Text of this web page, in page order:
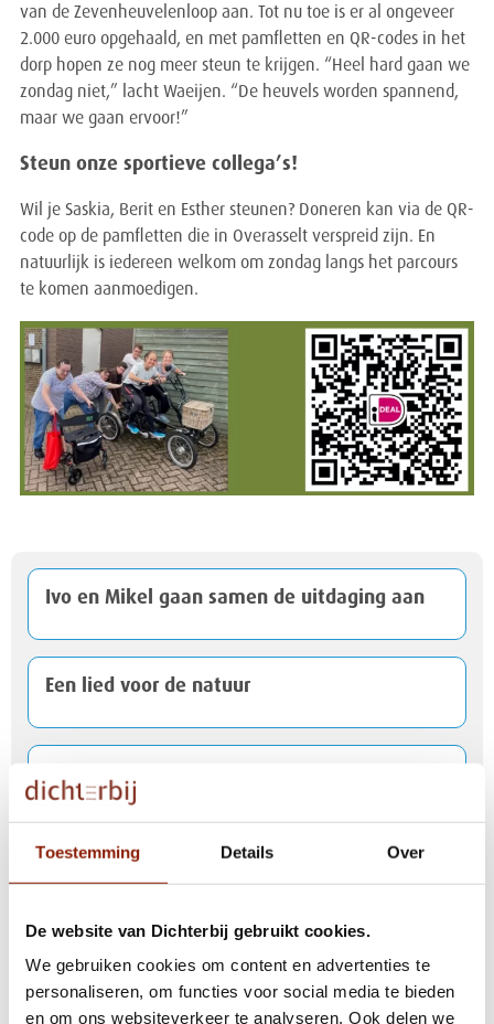
Toestemming Details Over
De website van Dichterbij gebruikt cookies.
We gebruiken cookies om content en advertenties te
personaliseren, om functies voor social media te bieden
en om ons websiteverkeer te analyseren. Ook delen we
Ivo en Mikel gaan samen de uitdaging aan
Een lied voor de natuur
Kerstpakketactie levert mooie bijdrage op
voor cliënten
Inge en Ilse gaan voor de finish bij Peloton
Risselthof in Horst officieel geopend
van de Zevenheuvelenloop aan. Tot nu toe is er al ongeveer
2.000 euro opgehaald, en met pamfletten en QR-codes in het
dorp hopen ze nog meer steun te krijgen. “Heel hard gaan we
zondag niet,” lacht Waeijen. “De heuvels worden spannend,
maar we gaan ervoor!”
Steun onze sportieve collega’s!
Wil je Saskia, Berit en Esther steunen? Doneren kan via de QR-
code op de pamfletten die in Overasselt verspreid zijn. En
natuurlijk is iedereen welkom om zondag langs het parcours
te komen aanmoedigen.